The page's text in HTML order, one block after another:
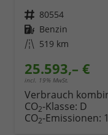
Fahrzeugnr. 80554
Kraftstoff Benzin
Kilometerstand 519 km
25.593,– €
incl. 19% MwSt.
Verbrauch
CO2-Klasse: D
CO2-Emissionen: